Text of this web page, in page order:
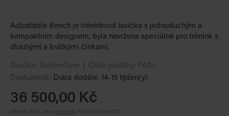
Adjustable Bench je tréninková lavička s jednoduchým a
kompaktním designem, byla navržena speciálně pro trénink s
dlouhými a krátkými činkami.
Značka: TechnoGym Číslo položky:
PA04
Dostupnost: Doba dodání: 14-15 týden(y)
36 500,00 Kč
Včetně DPH., plus doručení Exkluzivní montáž.